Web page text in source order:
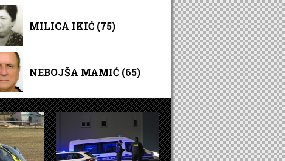
MILICA IKIĆ (75)
NEBOJŠA MAMIĆ (65)